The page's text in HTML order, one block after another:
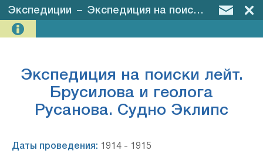
Экспедиции – Экспедиция на поиски лейт. Брусилова и геолога Русанова. Судно Эклипс
Экспедиция на поиски лейт.
Брусилова и геолога
Русанова. Судно Эклипс
Даты проведения: 1914 - 1915